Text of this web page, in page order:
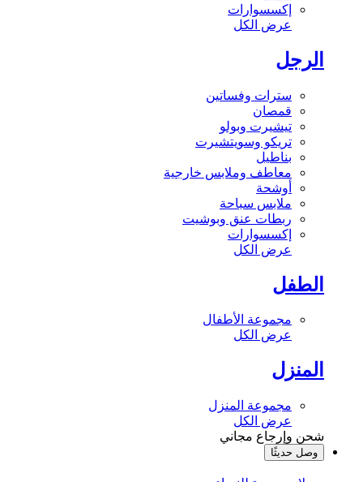
إكسسوارات
عرض الكل
الرجل
سترات وفساتين
قمصان
تيشيرت وبولو
تريكو وسويتشيرت
بناطيل
معاطف وملابس خارجية
أوشحة
ملابس سباحة
ربطات عنق وبوشيت
إكسسوارات
عرض الكل
الطفل
مجموعة الأطفال
عرض الكل
المنزل
مجموعة المنزل
عرض الكل
شحن وإرجاع مجاني
وصل حديثًا